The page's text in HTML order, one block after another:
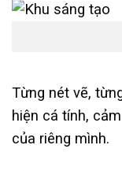
Từng nét vẽ,
hiện cá tính,
của riêng mình.